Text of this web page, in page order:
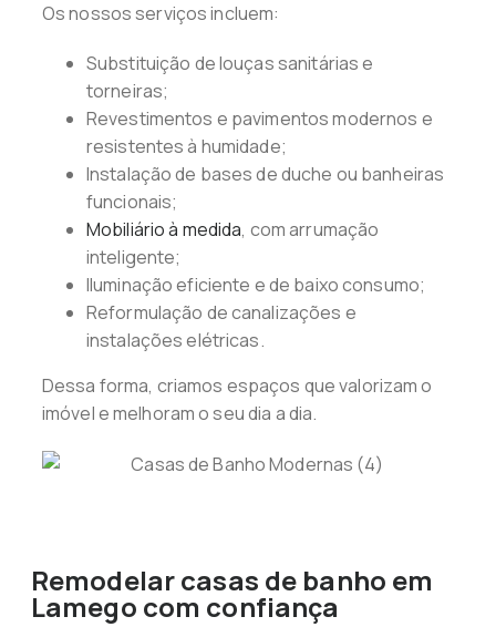
Os nossos serviços incluem:
Substituição de louças sanitárias e
torneiras;
Revestimentos e pavimentos modernos e
resistentes à humidade;
Instalação de bases de duche ou banheiras
funcionais;
Mobiliário à medida, com arrumação
inteligente;
Iluminação eficiente e de baixo consumo;
Reformulação de canalizações e
instalações elétricas.
Dessa forma, criamos espaços que valorizam o
imóvel e melhoram o seu dia a dia.
Remodelar casas de banho em
Lamego com confiança